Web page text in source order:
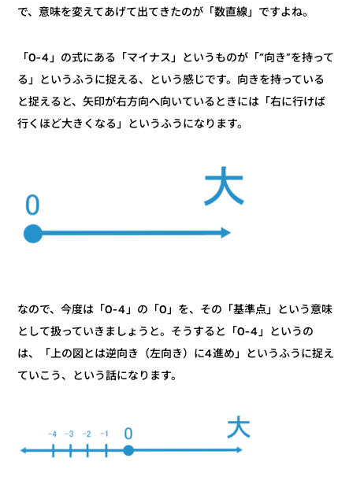
で、意味を変えてあげて出てきたのが「数直線」ですよね。
「0-4」の式にある「マイナス」というものが「“向き”を持って
る」というふうに捉える、という感じです。向きを持っている
と捉えると、矢印が右方向へ向いているときには「右に行けば
行くほど大きくなる」というふうになります。
なので、今度は「0-4」の「0」を、その「基準点」という意味
として扱っていきましょうと。そうすると「0-4」というの
は、「上の図とは逆向き（左向き）に4進め」というふうに捉え
ていこう、という話になります。